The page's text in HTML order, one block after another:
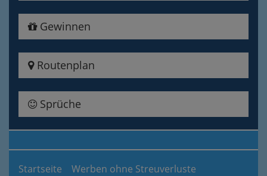
Gewinnen
Routenplan
Sprüche
Startseite Werben ohne Streuverluste